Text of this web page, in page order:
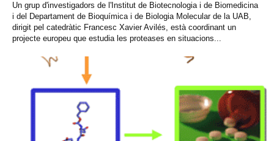
Un grup d'investigadors de l'Institut de Biotecnologia i de Biomedicina
i del Departament de Bioquímica i de Biologia Molecular de la UAB,
dirigit pel catedràtic Francesc Xavier Avilés, està coordinant un
projecte europeu que estudia les proteases en situacions...